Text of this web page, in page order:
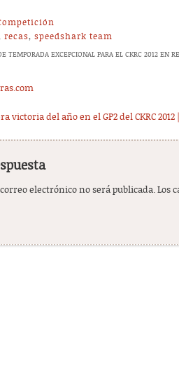
recas,speedshark team
TEMPORADA EXCEPCIONAL PARA EL CKRC 2012 EN
victoria del año en el GP2 del CKRC
electrónico no será publicada. Los